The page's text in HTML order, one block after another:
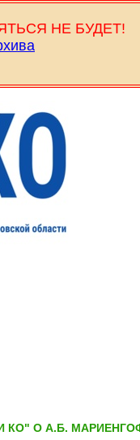
НЕ БУДЕТ!
КО" О А.Б.